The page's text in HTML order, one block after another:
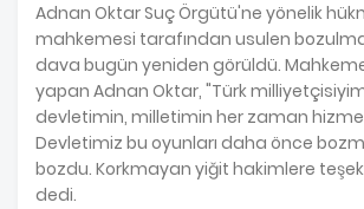
Adnan Oktar Suç Örgütü'ne yönelik
mahkemesi tarafından usulen
dava bugün yeniden görüldü.
yapan Adnan Oktar, "Türk
devletimin, milletimin her zaman
Devletimiz bu oyunları daha önce
bozdu. Korkmayan yiğit hakimlere
dedi.